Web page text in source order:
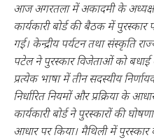
आज अगरतला में अकादमी के अध्‍यक्ष
कार्यकारी बोर्ड की बैठक में
गई। केन्‍द्रीय पर्यटन तथा संस्‍कृति
पटेल ने पुरस्‍कार विजेताओं को
प्रत्‍येक भाषा में तीन सदस्‍यीय
निर्धारित नियमों और प्रक्रिया के
कार्यकारी बोर्ड ने पुरस्‍कारों की
आधार पर किया। मैथिली में पुरस्‍कार